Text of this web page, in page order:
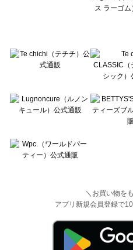
＼お買い物を
アプリ新規会員登録で